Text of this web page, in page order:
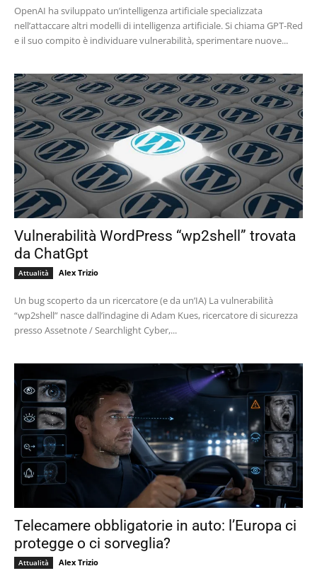
OpenAI ha sviluppato un’intelligenza artificiale specializzata
nell’attaccare altri modelli di intelligenza artificiale. Si chiama GPT-Red
e il suo compito è individuare vulnerabilità, sperimentare nuove...
Vulnerabilità WordPress “wp2shell” trovata
da ChatGpt
Attualità Alex Trizio
Un bug scoperto da un ricercatore (e da un’IA) La vulnerabilità
“wp2shell” nasce dall’indagine di Adam Kues, ricercatore di sicurezza
presso Assetnote / Searchlight Cyber,...
Telecamere obbligatorie in auto: l’Europa ci
protegge o ci sorveglia?
Attualità Alex Trizio